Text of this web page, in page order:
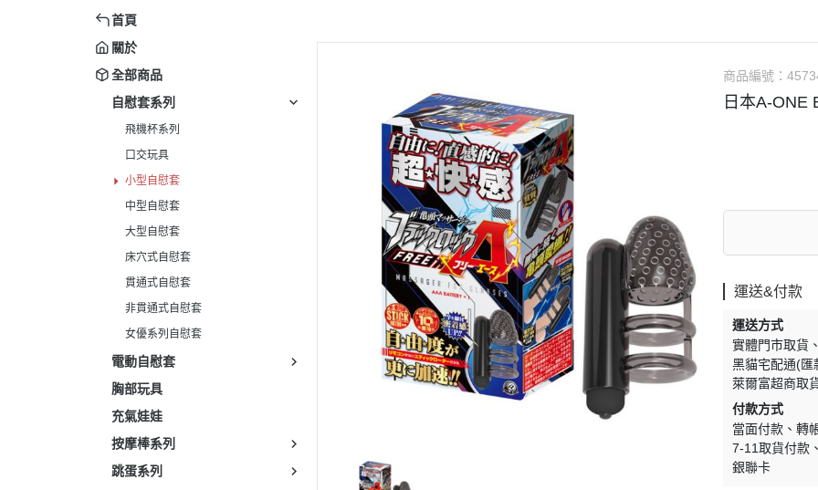
首頁
關於
全部商品
自慰套系列
飛機杯系列
口交玩具
小型自慰套
中型自慰套
大型自慰套
床穴式自慰套
貫通式自慰套
非貫通式自慰套
女優系列自慰套
電動自慰套
胸部玩具
充氣娃娃
按摩棒系列
跳蛋系列
商品編號：
日本A-ONE
運送&付款
運送方式
實體門市取貨
黑貓宅配通(匯
萊爾富超商取
付款方式
當面付款
轉
7-11取貨付款
銀聯卡